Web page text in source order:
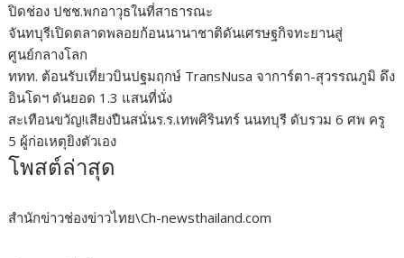
ปิดช่อง ปชช.พกอาวุธในที่สาธารณะ
จันทบุรีเปิดตลาดพลอยก้อนนานาชาติดันเศรษฐกิจทะยานสู่
ศูนย์กลางโลก
ททท. ต้อนรับเที่ยวบินปฐมฤกษ์ TransNusa จาการ์ตา-สุวรรณภูมิ ดึง
อินโดฯ ดันยอด 1.3 แสนที่นั่ง
สะเทือนขวัญ!เสียงปืนสนั่นร.ร.เทพศิรินทร์ นนทบุรี ดับรวม 6 ศพ ครู
5 ผู้ก่อเหตุยิงตัวเอง
โพสต์ล่าสุด
สำนักข่าวช่องข่าวไทย\Ch-newsthailand.com